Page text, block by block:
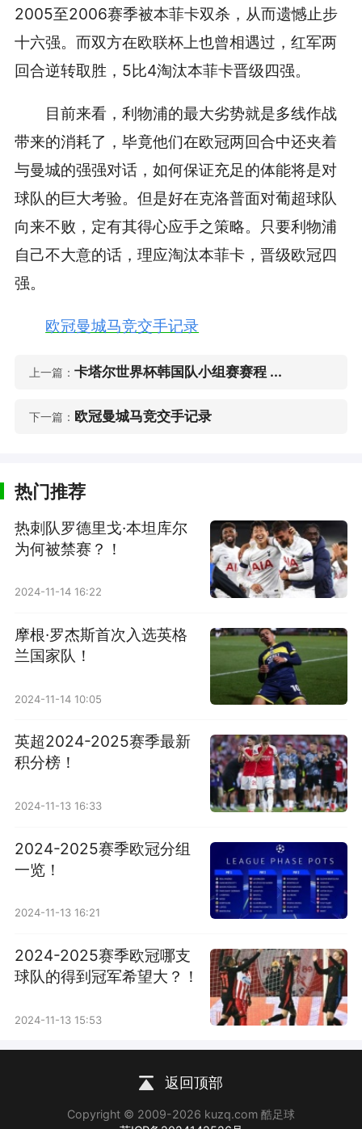
2005至2006赛季被本菲卡双杀，从而遗憾止步
十六强。而双方在欧联杯上也曾相遇过，红军两
回合逆转取胜，5比4淘汰本菲卡晋级四强。
目前来看，利物浦的最大劣势就是多线作战
带来的消耗了，毕竟他们在欧冠两回合中还夹着
与曼城的强强对话，如何保证充足的体能将是对
球队的巨大考验。但是好在克洛普面对葡超球队
向来不败，定有其得心应手之策略。只要利物浦
自己不大意的话，理应淘汰本菲卡，晋级欧冠四
强。
欧冠曼城马竞交手记录
上一篇： 卡塔尔世界杯韩国队小组赛赛程 ...
下一篇： 欧冠曼城马竞交手记录
热门推荐
热刺队罗德里戈·本坦库尔
为何被禁赛？！
2024-11-14 16:22
摩根·罗杰斯首次入选英格
兰国家队！
2024-11-14 10:05
英超2024-2025赛季最新
积分榜！
2024-11-13 16:33
2024-2025赛季欧冠分组
一览！
2024-11-13 16:21
2024-2025赛季欧冠哪支
球队的得到冠军希望大？！
2024-11-13 15:53
返回顶部
Copyright © 2009-2026 kuzq.com 酷足球